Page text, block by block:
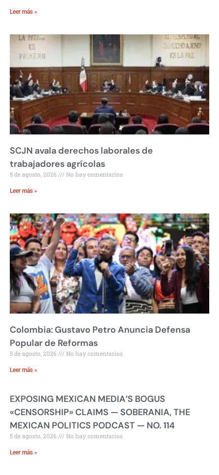
Leer más »
SCJN avala derechos laborales de
trabajadores agrícolas
5 de agosto, 2026 No hay comentarios
Leer más »
Colombia: Gustavo Petro Anuncia Defensa
Popular de Reformas
5 de agosto, 2026 No hay comentarios
Leer más »
EXPOSING MEXICAN MEDIA’S BOGUS
«CENSORSHIP» CLAIMS — SOBERANIA, THE
MEXICAN POLITICS PODCAST — NO. 114
5 de agosto, 2026 No hay comentarios
Leer más »